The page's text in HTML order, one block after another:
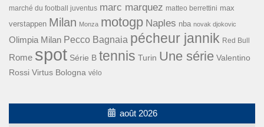
marché du football juventus marc marquez matteo berrettini max
verstappen Milan Monza motogp Naples nba novak djokovic
Olimpia Milan Pecco Bagnaia pécheur jannik Red Bull
Rome spot Série B tennis Turin Une série Valentino
Rossi Virtus Bologna vélo
août 2026